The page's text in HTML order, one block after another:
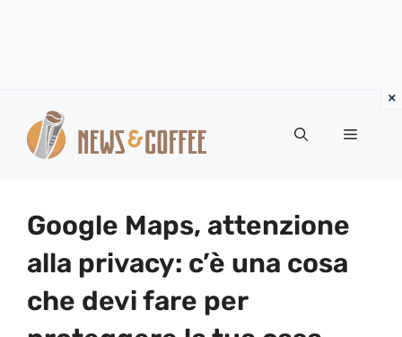
contenuto
Menu
Google Maps, attenzione
alla privacy: c’è una cosa
che devi fare per